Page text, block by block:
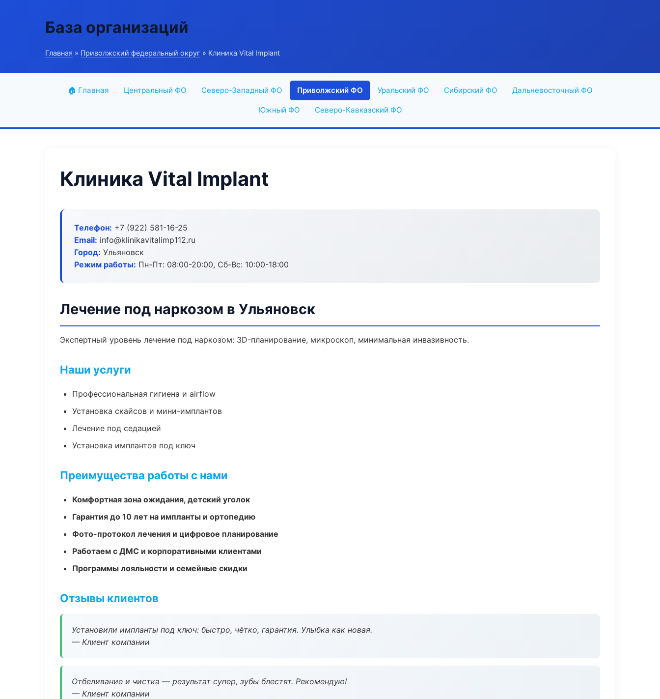
База организаций
Главная » Приволжский федеральный округ » Клиника Vital Implant
🏠 Главная Центральный ФО Северо-Западный ФО Приволжский ФО Уральский ФО Сибирский ФО Дальневосточный ФО
Южный ФО Северо-Кавказский ФО
Клиника Vital Implant
Телефон: +7 (922) 581-16-25
Email: info@klinikavitalimp112.ru
Город: Ульяновск
Режим работы: Пн-Пт: 08:00-20:00, Сб-Вс: 10:00-18:00
Лечение под наркозом в Ульяновск
Экспертный уровень лечение под наркозом: 3D-планирование, микроскоп, минимальная инвазивность.
Наши услуги
Профессиональная гигиена и airflow
Установка скайсов и мини-имплантов
Лечение под седацией
Установка имплантов под ключ
Преимущества работы с нами
Комфортная зона ожидания, детский уголок
Гарантия до 10 лет на импланты и ортопедию
Фото-протокол лечения и цифровое планирование
Работаем с ДМС и корпоративными клиентами
Программы лояльности и семейные скидки
Отзывы клиентов
Установили импланты под ключ: быстро, чётко, гарантия. Улыбка как новая.
— Клиент компании
Отбеливание и чистка — результат супер, зубы блестят. Рекомендую!
— Клиент компании